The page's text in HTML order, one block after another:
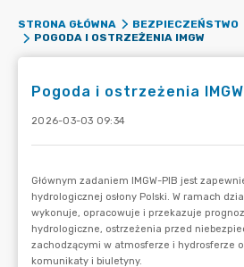
STRONA GŁÓWNA
BEZPIECZEŃSTWO
POGODA I OSTRZEŻENIA IMGW
Pogoda i ostrzeżenia IMGW
2026-03-03 09:34